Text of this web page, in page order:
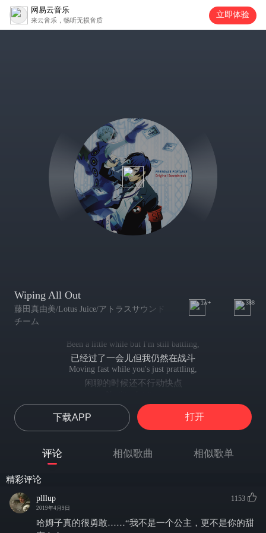
网易云音乐
来云音乐，畅听无损音质
立即体验
Wiping All Out
藤田真由美/Lotus Juice/アトラスサウンド
チーム
1w+ 388
Been a little while but I'm still battling,
已经过了一会儿但我仍然在战斗
Moving fast while you's just prattling,
闲聊的时候还不行动快点
别把时间花在我身上
No tangling,
更不要困惑
不用什么诡计就能在这里打击你
Not a cutie girlfriend,oh no,
下载APP 打开
评论 相似歌曲 相似歌单
精彩评论
plllup
2019年4月9日
1153
哈姆子真的很勇敢……“我不是一个公主，更不是你的甜